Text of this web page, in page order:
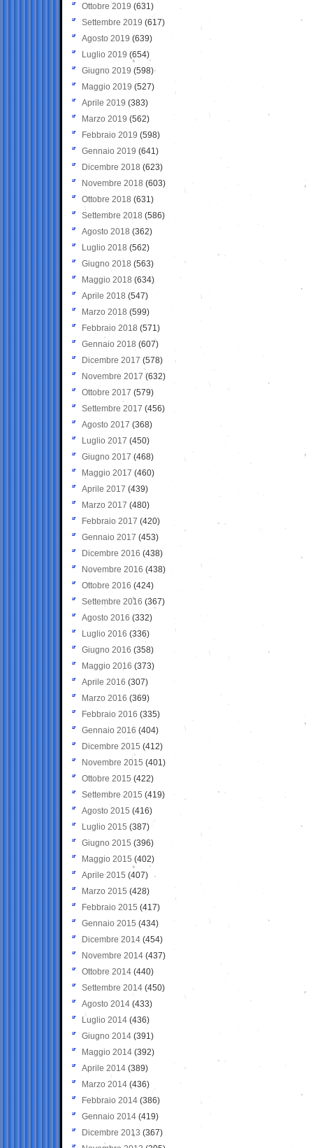
Ottobre 2019 (631)
Settembre 2019 (617)
Agosto 2019 (639)
Luglio 2019 (654)
Giugno 2019 (598)
Maggio 2019 (527)
Aprile 2019 (383)
Marzo 2019 (562)
Febbraio 2019 (598)
Gennaio 2019 (641)
Dicembre 2018 (623)
Novembre 2018 (603)
Ottobre 2018 (631)
Settembre 2018 (586)
Agosto 2018 (362)
Luglio 2018 (562)
Giugno 2018 (563)
Maggio 2018 (634)
Aprile 2018 (547)
Marzo 2018 (599)
Febbraio 2018 (571)
Gennaio 2018 (607)
Dicembre 2017 (578)
Novembre 2017 (632)
Ottobre 2017 (579)
Settembre 2017 (456)
Agosto 2017 (368)
Luglio 2017 (450)
Giugno 2017 (468)
Maggio 2017 (460)
Aprile 2017 (439)
Marzo 2017 (480)
Febbraio 2017 (420)
Gennaio 2017 (453)
Dicembre 2016 (438)
Novembre 2016 (438)
Ottobre 2016 (424)
Settembre 2016 (367)
Agosto 2016 (332)
Luglio 2016 (336)
Giugno 2016 (358)
Maggio 2016 (373)
Aprile 2016 (307)
Marzo 2016 (369)
Febbraio 2016 (335)
Gennaio 2016 (404)
Dicembre 2015 (412)
Novembre 2015 (401)
Ottobre 2015 (422)
Settembre 2015 (419)
Agosto 2015 (416)
Luglio 2015 (387)
Giugno 2015 (396)
Maggio 2015 (402)
Aprile 2015 (407)
Marzo 2015 (428)
Febbraio 2015 (417)
Gennaio 2015 (434)
Dicembre 2014 (454)
Novembre 2014 (437)
Ottobre 2014 (440)
Settembre 2014 (450)
Agosto 2014 (433)
Luglio 2014 (436)
Giugno 2014 (391)
Maggio 2014 (392)
Aprile 2014 (389)
Marzo 2014 (436)
Febbraio 2014 (386)
Gennaio 2014 (419)
Dicembre 2013 (367)